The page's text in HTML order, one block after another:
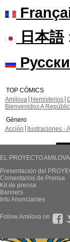
日本語
TOP CÓMICS
Amilova
Hemisferios
Bienvenidos A
Género
Acción
Ilustraciones -
EL PROYECTO AMILOVA
Presentación del
Comentarios de Prensa
Kit de prensa
Banners
Info Anunciantes
Follow Amilova on